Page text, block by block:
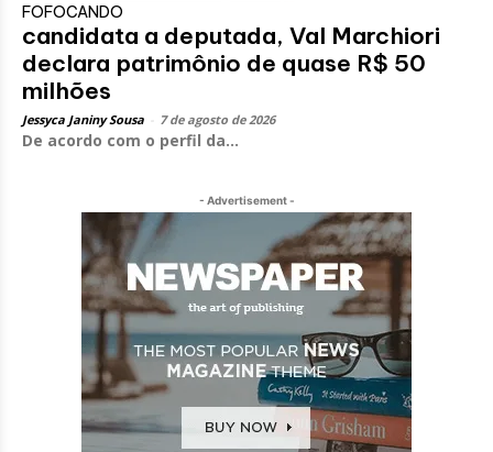
FOFOCANDO
candidata a deputada, Val Marchiori
declara patrimônio de quase R$ 50
milhões
Jessyca Janiny Sousa 7 de agosto de 2026
De acordo com o perfil da...
- Advertisement -